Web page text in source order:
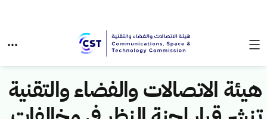
هيئة الاتصالات والفضاء والتقنية